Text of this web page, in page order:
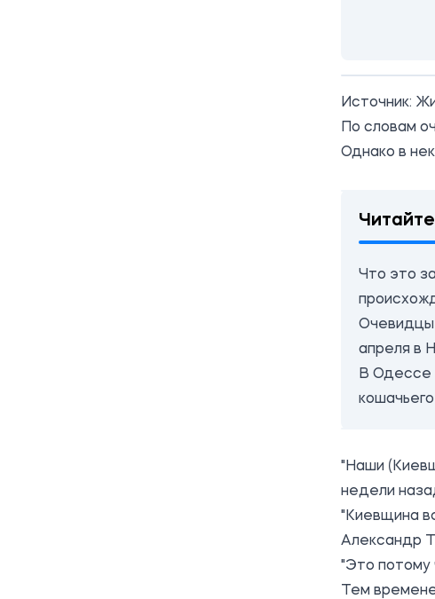
Источник:
По словам
Однако в
Что это
Очевидцы
апреля в
В Одессе
"Наши
недели
"Киевщина
Александр
"Это потому
Тем